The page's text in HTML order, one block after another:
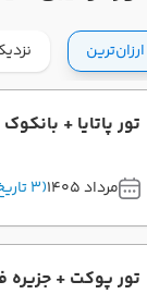
ارزان‌ترین
تور پاتایا + بانکوک 7 شب - ویژه مرداد ماه 1405 ماهان )
مرداد 1405 (3 تاریخ برگزاری)
تور پوکت + جزیره فی فی 7 شب - مرداد و شهریور